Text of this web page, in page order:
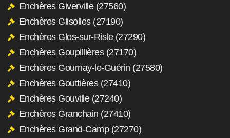
Enchères Giverville (27560)
Enchères Glisolles (27190)
Enchères Glos-sur-Risle (27290)
Enchères Goupillières (27170)
Enchères Gournay-le-Guérin (27580)
Enchères Gouttières (27410)
Enchères Gouville (27240)
Enchères Granchain (27410)
Enchères Grand-Camp (27270)